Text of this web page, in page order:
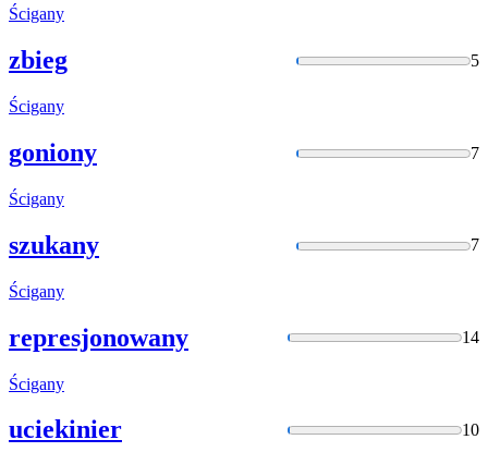
Ścigany
zbieg 5
Ścigany
goniony 7
Ścigany
szukany 7
Ścigany
represjonowany 14
Ścigany
uciekinier 10